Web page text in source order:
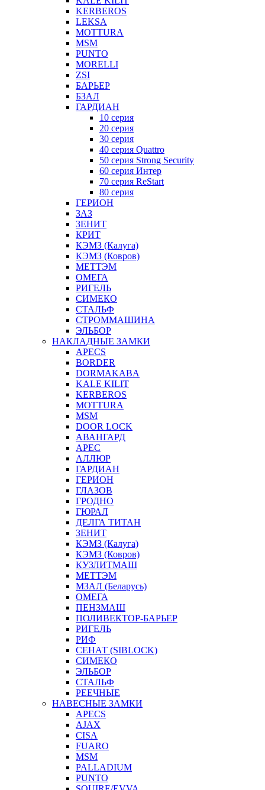
KERBEROS
LEKSA
MOTTURA
MSM
PUNTO
MORELLI
ZSI
БАРЬЕР
БЗАЛ
ГАРДИАН
10 серия
20 серия
30 серия
40 серия Quattro
50 серия Strong Security
60 серия Интер
70 серия ReStart
80 серия
ГЕРИОН
ЗАЗ
ЗЕНИТ
КРИТ
КЭМЗ (Калуга)
КЭМЗ (Ковров)
МЕТТЭМ
ОМЕГА
РИГЕЛЬ
СИМЕКО
СТАЛЬФ
СТРОММАШИНА
ЭЛЬБОР
НАКЛАДНЫЕ ЗАМКИ
APECS
BORDER
DORMAKABA
KALE KILIT
KERBEROS
MOTTURA
MSM
DOOR LOCK
АВАНГАРД
АРЕС
АЛЛЮР
ГАРДИАН
ГЕРИОН
ГЛАЗОВ
ГРОДНО
ГЮРАЛ
ДЕЛГА ТИТАН
ЗЕНИТ
КЭМЗ (Калуга)
КЭМЗ (Ковров)
КУЗЛИТМАШ
МЕТТЭМ
МЗАЛ (Беларусь)
ОМЕГА
ПЕНЗМАШ
ПОЛИВЕКТОР-БАРЬЕР
РИГЕЛЬ
РИФ
СЕНАТ (SIBLOCK)
СИМЕКО
ЭЛЬБОР
СТАЛЬФ
РЕЕЧНЫЕ
НАВЕСНЫЕ ЗАМКИ
APECS
AJAX
CISA
FUARO
MSM
PALLADIUM
PUNTO